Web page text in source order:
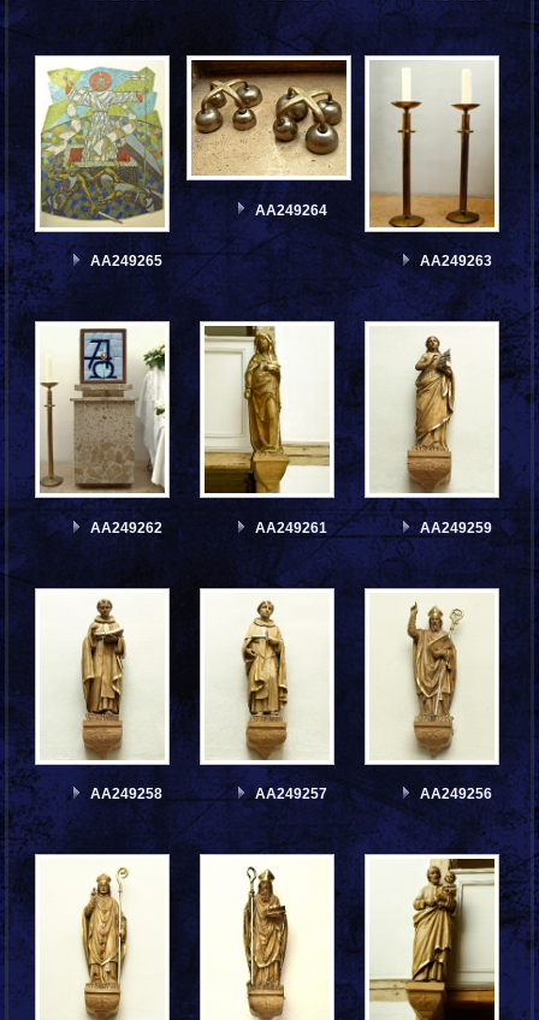
AA249265
AA249264
AA249263
AA249262 AA249261 AA249259
AA249258 AA249257 AA249256